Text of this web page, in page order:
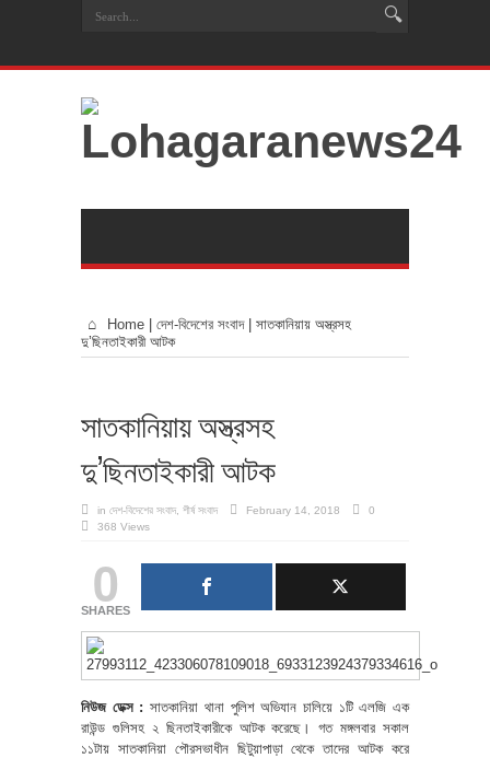
Home দেশ-বিদেশের সংবাদ
সাতকানিয়ায় অস্ত্রসহ
দু’ছিনতাইকারী আটক
সাতকানিয়ায় অস্ত্রসহ
দু’ছিনতাইকারী আটক
in দেশ-বিদেশের সংবাদ শীর্ষ সংবাদ February 14, 2018
0
368 Views
0
SHARES
নিউজ ডেক্স : সাতকানিয়া থানা পুলিশ অভিযান চালিয়ে ১টি এলজি এক
রাউন্ড গুলিসহ ২ ছিনতাইকারীকে আটক করেছে। গত মঙ্গলবার সকাল
১১টায় সাতকানিয়া পৌরসভাধীন ছিটুয়াপাড়া থেকে তাদের আটক করে